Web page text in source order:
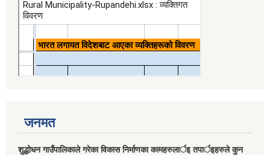
जनमत
शुद्धोधन गाउँपालिकाले गरेका विकास निर्माणका कामहरुलार्इ तपार्इहरुले कुन